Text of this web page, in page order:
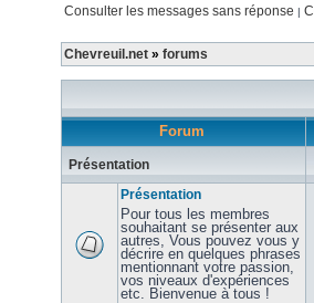
Consulter les messages sans réponse |
Chevreuil.net » forums
Forum
Présentation
Présentation
Pour tous les membres
souhaitant se présenter aux
autres, Vous pouvez vous y
décrire en quelques phrases
mentionnant votre passion,
vos niveaux d'expériences
etc. Bienvenue à tous !